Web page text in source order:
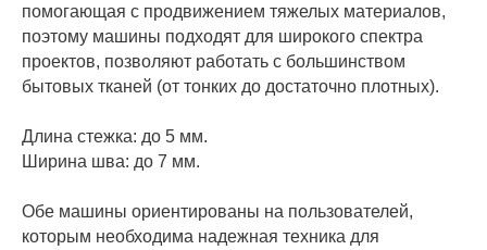
помогающая с продвижением тяжелых материалов,
поэтому машины подходят для широкого спектра
проектов, позволяют работать с большинством
бытовых тканей (от тонких до достаточно плотных).
Длина стежка: до 5 мм.
Ширина шва: до 7 мм.
Обе машины ориентированы на пользователей,
которым необходима надежная техника для